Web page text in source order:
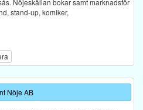
stand-up, komiker,
Nöje AB